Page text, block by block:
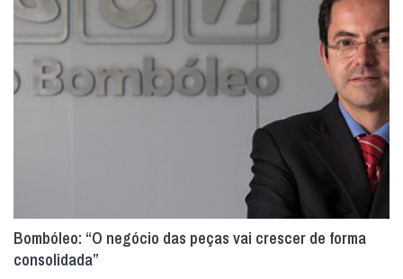
Bombóleo: “O negócio das peças vai crescer de forma
consolidada”